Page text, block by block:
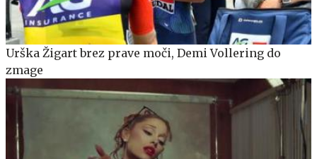
Urška Žigart brez prave moči, Demi Vollering do
zmage